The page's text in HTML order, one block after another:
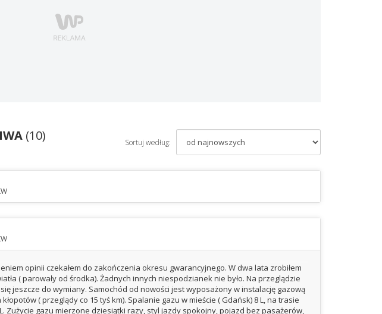
(10) Sortuj według:
opinii czekałem do zakończenia okresu gwarancyjnego. W dwa lata zrobiłem
( parowały od środka). Żadnych innych niespodzianek nie było. Na przeglądzie
jeszcze do wymiany. Samochód od nowości jest wyposażony w instalację gazową
( przeglądy co 15 tyś km). Spalanie gazu w mieście ( Gdańsk) 8 L, na trasie
Zużycie gazu mierzone dziesiątki razy, styl jazdy spokojny, pojazd bez pasażerów,